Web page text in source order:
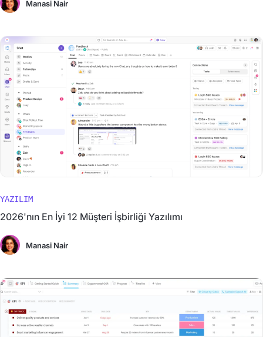
Manasi Nair
YAZILIM
2026'nın En İyi 12 Müşteri İşbirliği Yazılımı
Manasi Nair